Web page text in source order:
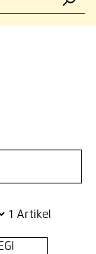
1 Artikel